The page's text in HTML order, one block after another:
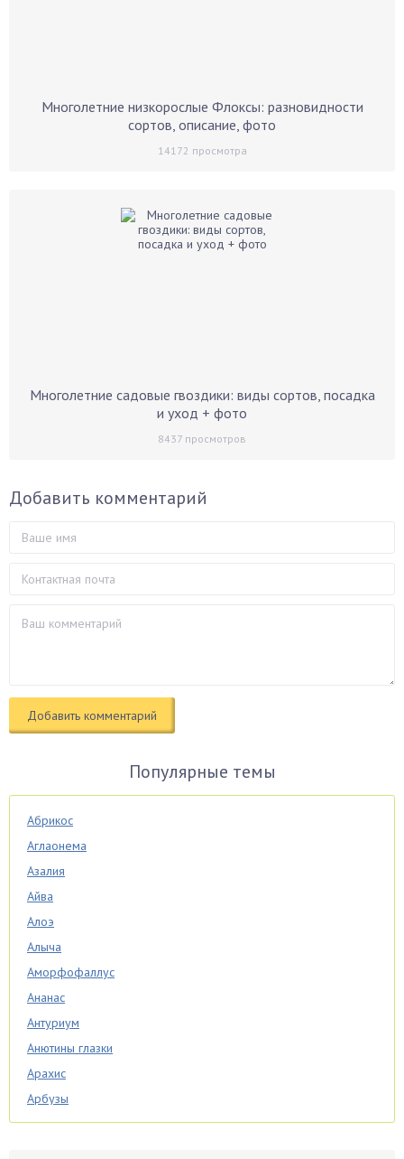
Многолетние низкорослые Флоксы: разновидности
сортов, описание, фото
14172 просмотра
Многолетние садовые гвоздики: виды сортов, посадка
и уход + фото
8437 просмотров
Добавить комментарий
Популярные темы
Абрикос
Аглаонема
Азалия
Айва
Алоэ
Алыча
Аморфофаллус
Ананас
Антуриум
Анютины глазки
Арахис
Арбузы
Аспарагус